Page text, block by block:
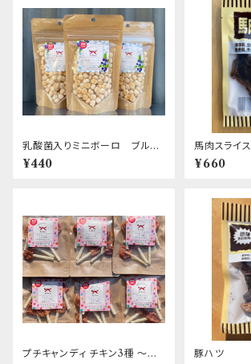
乳酸菌入りミニボーロ ブルー
ベリー
¥440
馬肉スライス
¥660
プチキャンディ チキン3種 ～素
豚ハツ